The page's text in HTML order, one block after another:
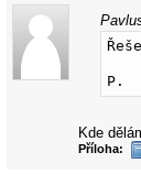
P.
Kde
Příloha: